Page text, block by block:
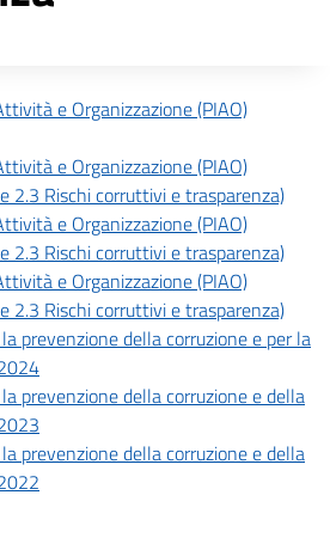
e Organizzazione (PIAO)
e Organizzazione (PIAO)
2.3 Rischi corruttivi e trasparenza)
e Organizzazione (PIAO)
2.3 Rischi corruttivi e trasparenza)
e Organizzazione (PIAO)
2.3 Rischi corruttivi e trasparenza)
prevenzione della corruzione e per la
prevenzione della corruzione e della
prevenzione della corruzione e della